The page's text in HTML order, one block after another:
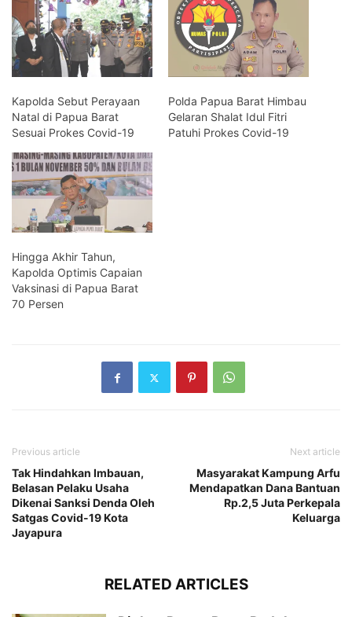
Kapolda Sebut Perayaan
Natal di Papua Barat
Sesuai Prokes Covid-19
Polda Papua Barat Himbau
Gelaran Shalat Idul Fitri
Patuhi Prokes Covid-19
Hingga Akhir Tahun,
Kapolda Optimis Capaian
Vaksinasi di Papua Barat
70 Persen
Previous article
Tak Hindahkan Imbauan,
Belasan Pelaku Usaha
Dikenai Sanksi Denda Oleh
Satgas Covid-19 Kota
Jayapura
Next article
Masyarakat Kampung Arfu
Mendapatkan Dana Bantuan
Rp.2,5 Juta Perkepala
Keluarga
RELATED ARTICLES